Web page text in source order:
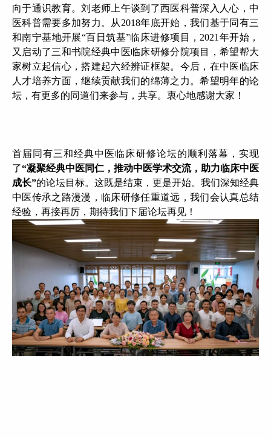
向于通识教育。刘老师上午谈到了西医科普深入人心，中
医科普需要多加努力。从2018年底开始，我们基于同有三
和南宁基地开展“百日筑基”临床进修项目，2021年开始，
又启动了三和书院经典中医临床研修分院项目，希望帮大
家树立起信心，搭建起六经辨证框架。今后，在中医临床
人才培养方面，继续贡献我们的绵薄之力。希望明年的论
坛，有更多的同道们来参与，共享。衷心地感谢大家！
首届同有三和经典中医临床研修论坛的顺利落幕，实现
了“凝聚经典中医同仁，推动中医学术交流，助力临床中医
成长”的论坛目标。这既是结束，更是开始。我们深知经典
中医传承之路漫漫，临床研修任重道远，我们会认真总结
经验，再接再厉，期待我们下届论坛再见！